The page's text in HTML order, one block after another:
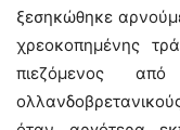
ξεσηκώθηκε
χρεοκοπημένης
πιεζόμενος